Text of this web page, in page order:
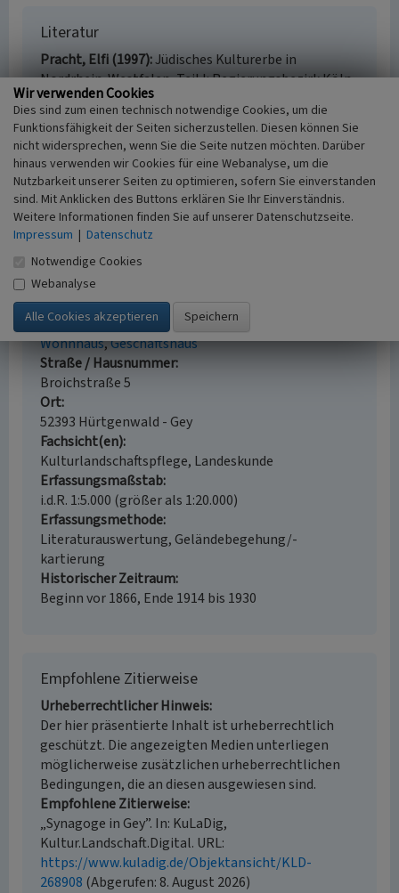
Literatur
Pracht, Elfi (1997) Jüdisches Kulturerbe in
Nordrhein-Westfalen, Teil I: Regierungsbezirk Köln.
(Beiträge zu den Bau- und Kunstdenkmälern im
Rheinland 34.1.) S. 95, Köln.
Reuter, Ursula (2007) Jüdische Gemeinden vom
frühen 19. bis zum Beginn des 21. Jahrhunderts.
(Geschichtlicher Atlas der Rheinlande, VIII.8.) S. 44,
Bonn.
Synagoge in Gey
Schlagwörter
Bethaus Synagoge Gedenktafel
Wohnhaus Geschäftshaus
Straße / Hausnummer
Broichstraße 5
Ort
52393 Hürtgenwald - Gey
Fachsicht(en)
Kulturlandschaftspflege, Landeskunde
Erfassungsmaßstab
i.d.R. 1:5.000 (größer als 1:20.000)
Erfassungsmethode
Literaturauswertung, Geländebegehung/-
kartierung
Historischer Zeitraum
Beginn vor 1866, Ende 1914 bis 1930
Empfohlene Zitierweise
Urheberrechtlicher Hinweis
Der hier präsentierte Inhalt ist urheberrechtlich
geschützt. Die angezeigten Medien unterliegen
möglicherweise zusätzlichen urheberrechtlichen
Bedingungen, die an diesen ausgewiesen sind.
Empfohlene Zitierweise
„Synagoge in Gey”. In: KuLaDig,
Kultur.Landschaft.Digital. URL:
https://www.kuladig.de/Objektansicht/KLD-
268908 (Abgerufen: 8. August 2026)
Wir verwenden Cookies
Dies sind zum einen technisch notwendige Cookies, um die
Funktionsfähigkeit der Seiten sicherzustellen. Diesen können Sie
nicht widersprechen, wenn Sie die Seite nutzen möchten. Darüber
hinaus verwenden wir Cookies für eine Webanalyse, um die
Nutzbarkeit unserer Seiten zu optimieren, sofern Sie einverstanden
sind. Mit Anklicken des Buttons erklären Sie Ihr Einverständnis.
Weitere Informationen finden Sie auf unserer Datenschutzseite.
Impressum | Datenschutz
Notwendige Cookies
Webanalyse